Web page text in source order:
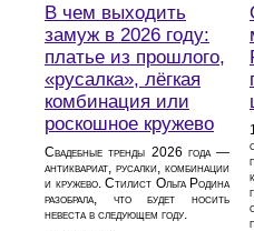
В чем выходить
замуж в 2026 году:
платье из прошлого,
«русалка», лёгкая
комбинация или
роскошное кружево
Свадебные тренды 2026 года —
антиквариат, русалки, комбинации
и кружево. Стилист Ольга Родина
разобрала, что будет носить
невеста в следующем году.